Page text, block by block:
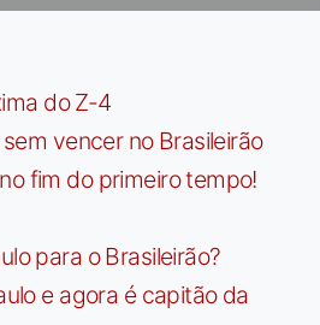
do Z-4
vencer no Brasileirão
fim do primeiro tempo!
para o Brasileirão?
e agora é capitão da